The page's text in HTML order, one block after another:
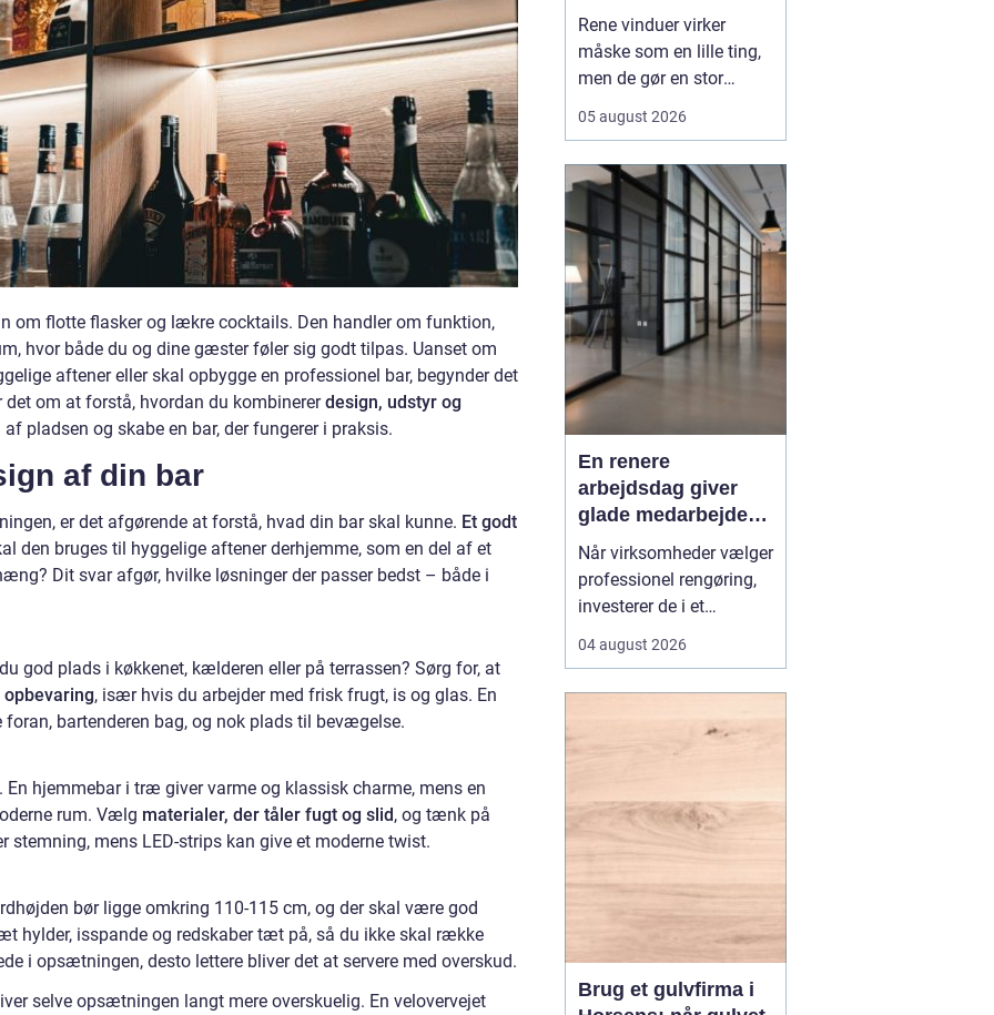
om flotte flasker og lækre cocktails. Den handler om funktion,
hvor både du og dine gæster føler sig godt tilpas. Uanset om
aftener eller skal opbygge en professionel bar, begynder det
om at forstå, hvordan du kombinererdesign, udstyr og
pladsen og skabe en bar, der fungerer i praksis.
af din bar
er det afgørende at forstå, hvad din bar skal kunne. Et godt
den bruges til hyggelige aftener derhjemme, som en del af et
Dit svar afgør, hvilke løsninger der passer bedst – både i
god plads i køkkenet, kælderen eller på terrassen? Sørg for, at
, især hvis du arbejder med frisk frugt, is og glas. En
bartenderen bag, og nok plads til bevægelse.
hjemmebar i træ giver varme og klassisk charme, mens en
rum. Vælg materialer, der tåler fugt og slid, og tænk på
stemning, mens LED-strips kan give et moderne twist.
bør ligge omkring 110-115 cm, og der skal være god
hylder, isspande og redskaber tæt på, så du ikke skal række
i opsætningen, desto lettere bliver det at servere med overskud.
selve opsætningen langt mere overskuelig. En velovervejet
Rene vinduer virker
måske som en lille ting,
men de gør en stor
arbejdsmiljø og privatliv.
ind, rummene virker
større, og både
medarbejdere, kunder og
gæster f&ari...
05 august 2026
En renere
arbejdsdag giver
glade medarbejdere
med
erhvervsrengøring i
Farvskov
Når virksomheder vælger
professionel rengøring,
investerer de i et
medarbejdere trives, og
04 august 2026
Brug et gulvfirma i